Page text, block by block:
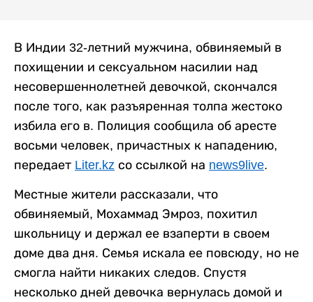
В Индии 32-летний мужчина, обвиняемый в
похищении и сексуальном насилии над
несовершеннолетней девочкой, скончался
после того, как разъяренная толпа жестоко
избила его в. Полиция сообщила об аресте
восьми человек, причастных к нападению,
передает Liter.kz со ссылкой на news9live.
Местные жители рассказали, что
обвиняемый, Мохаммад Эмроз, похитил
школьницу и держал ее взаперти в своем
доме два дня. Семья искала ее повсюду, но не
смогла найти никаких следов. Спустя
несколько дней девочка вернулась домой и